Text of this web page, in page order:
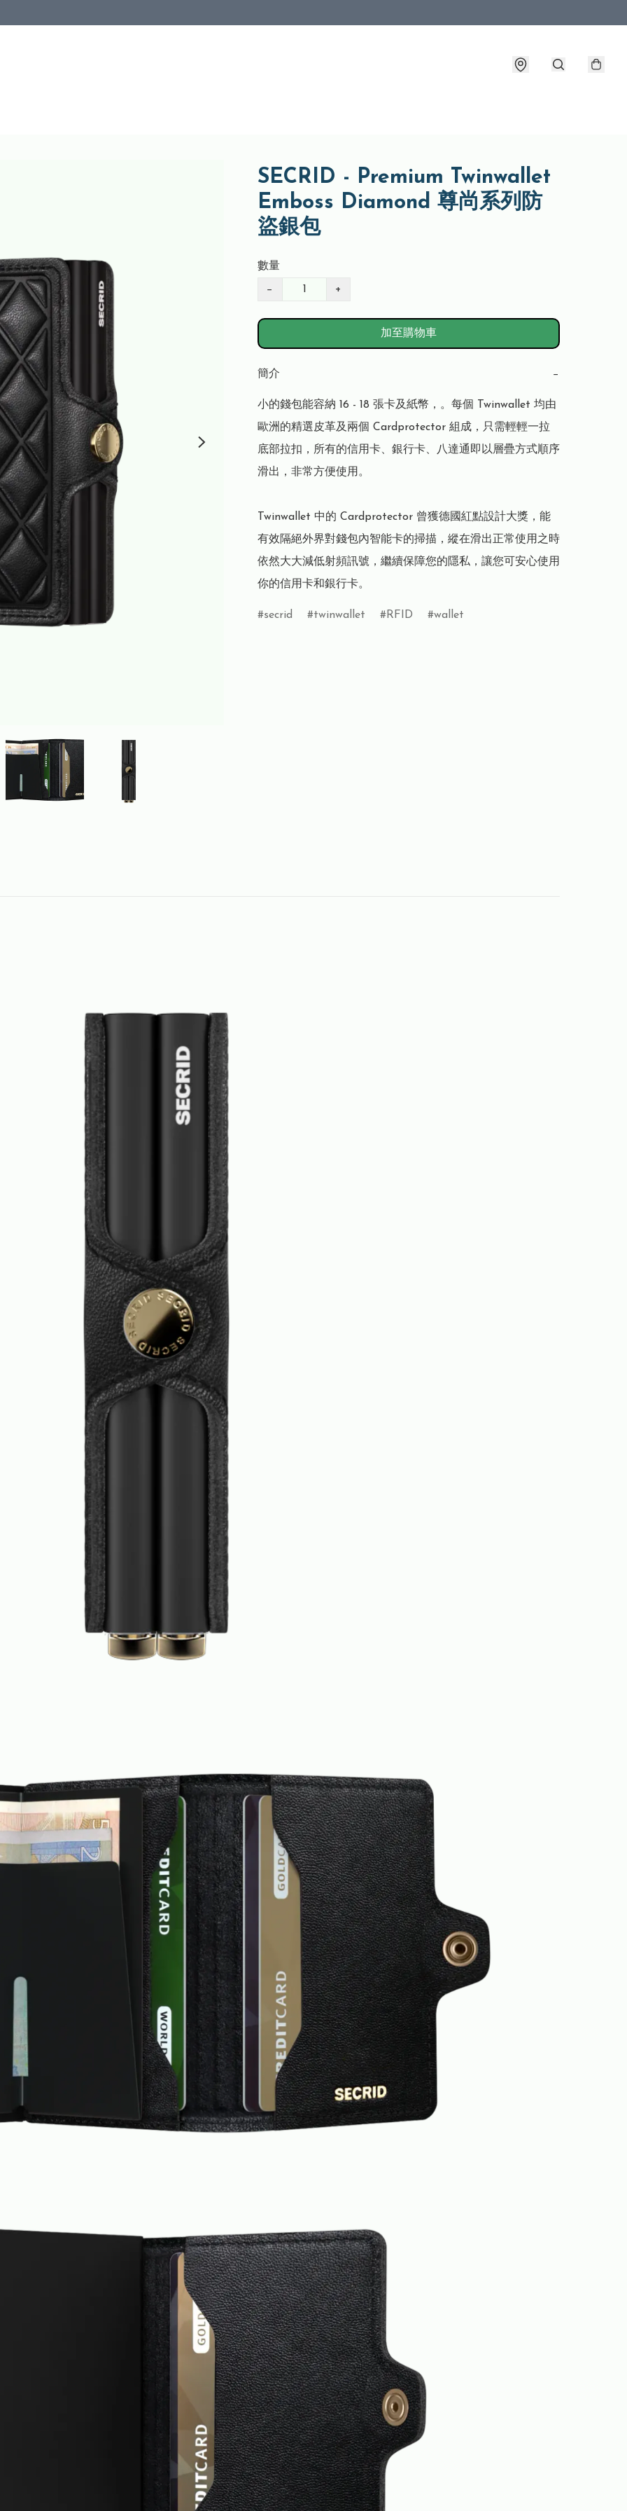
SECRID - Premium Twinwallet
Emboss Diamond 尊尚系列防
盜銀包
數量
− +
加至購物車
簡介 −
小的錢包能容納 16 - 18 張卡及紙幣，。每個 Twinwallet 均由
歐洲的精選皮革及兩個 Cardprotector 組成，只需輕輕一拉
底部拉扣，所有的信用卡、銀行卡、八達通即以層疊方式順序
滑出，非常方便使用。
Twinwallet 中的 Cardprotector 曾獲德國紅點設計大獎，能
有效隔絕外界對錢包內智能卡的掃描，縱在滑出正常使用之時
依然大大減低射頻訊號，繼續保障您的隱私，讓您可安心使用
你的信用卡和銀行卡。
secrid twinwallet RFID wallet